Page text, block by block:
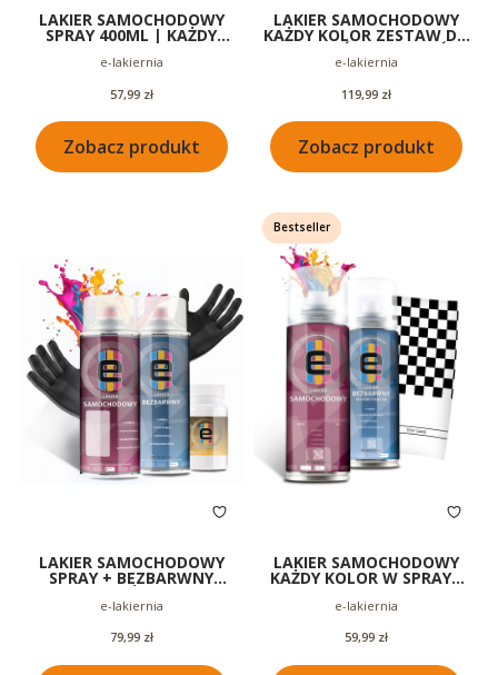
LAKIER SAMOCHODOWY
SPRAY 400ML | KAŻDY
KOLOR | ORYGINALNA
JAKOŚĆ
Producent
e-lakiernia
Cena
57,99 zł
Zobacz produkt
LAKIER SAMOCHODOWY
KAŻDY KOLOR ZESTAW DO
ZDERZAKÓW PLASTIKÓW
400ML
Producent
e-lakiernia
Cena
119,99 zł
Zobacz produkt
LAKIER SAMOCHODOWY
SPRAY + BEZBARWNY
WSZYSKIE KOLORY
Producent
e-lakiernia
Cena
79,99 zł
Bestseller
LAKIER SAMOCHODOWY
KAŻDY KOLOR W SPRAYU
200ML
Producent
e-lakiernia
Cena
59,99 zł